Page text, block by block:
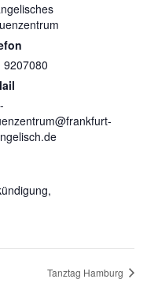
9207080
Tanztag Hamburg